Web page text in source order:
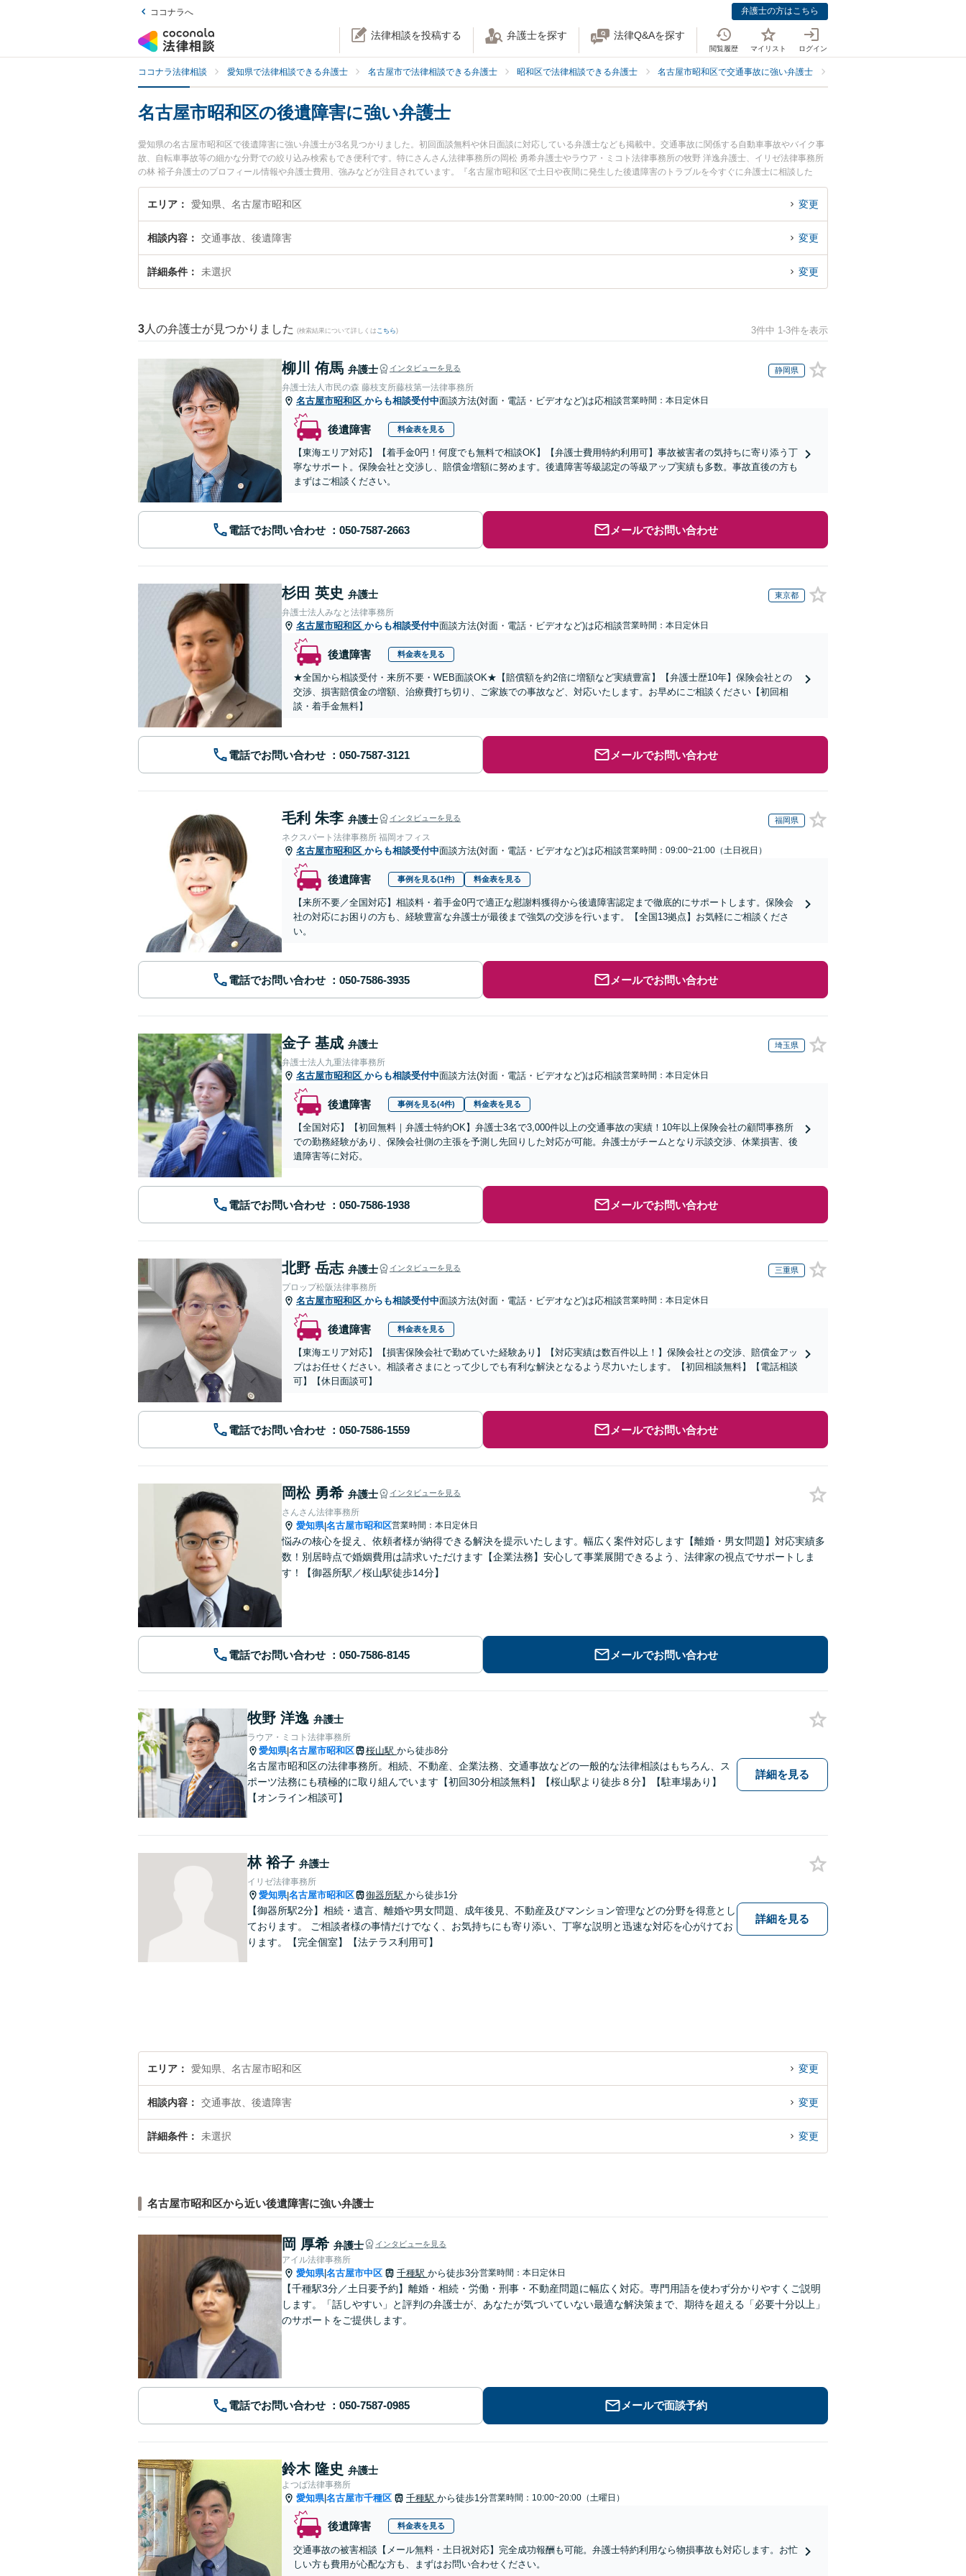
ココナラへ 弁護士の方はこちら
法律相談を投稿する 弁護士を探す 法律Q&Aを探す
閲覧履歴 マイリスト ログイン
ココナラ法律相談 愛知県で法律相談できる弁護士 名古屋市で法律相談できる弁護士 昭和区で法律相談できる弁護士 名古屋市昭和区で交通事故に強い弁護士
名古屋市昭和区の後遺障害に強い弁護士
愛知県の名古屋市昭和区で後遺障害に強い弁護士が3名見つかりました。初回面談無料や休日面談に対応している弁護士なども掲載中。交通事故に関係する自動車事故やバイク事
故、自転車事故等の細かな分野での絞り込み検索もでき便利です。特にさんさん法律事務所の岡松 勇希弁護士やラウア・ミコト法律事務所の牧野 洋逸弁護士、イリゼ法律事務所
の林 裕子弁護士のプロフィール情報や弁護士費用、強みなどが注目されています。『名古屋市昭和区で土日や夜間に発生した後遺障害のトラブルを今すぐに弁護士に相談した
い』『後遺障害のトラブル解決の実績豊富な近くの弁護士を検索したい』『初回相談無料で後遺障害を法律相談できる名古屋市昭和区内の弁護士に相談予約したい』などでお困り
の相談者さんにおすすめです。
エリア 愛知県、名古屋市昭和区 変更
相談内容 交通事故、後遺障害 変更
詳細条件 未選択 変更
3 人の弁護士が見つかりました (検索結果について詳しくは こちら) 3件中 1-3件を表示
柳川 侑馬 弁護士 インタビューを見る 静岡県
弁護士法人市民の森 藤枝支所藤枝第一法律事務所
名古屋市昭和区 からも相談受付中面談方法(対面・電話・ビデオなど)は応相談営業時間：本日定休日
後遺障害 料金表を見る
【東海エリア対応】【着手金0円！何度でも無料で相談OK】【弁護士費用特約利用可】事故被害者の気持ちに寄り添う丁
寧なサポート。保険会社と交渉し、賠償金増額に努めます。後遺障害等級認定の等級アップ実績も多数。事故直後の方も
まずはご相談ください。
電話でお問い合わせ メールでお問い合わせ
杉田 英史 弁護士 東京都
弁護士法人みなと法律事務所
名古屋市昭和区 からも相談受付中面談方法(対面・電話・ビデオなど)は応相談営業時間：本日定休日
後遺障害 料金表を見る
★全国から相談受付・来所不要・WEB面談OK★【賠償額を約2倍に増額など実績豊富】【弁護士歴10年】保険会社との
交渉、損害賠償金の増額、治療費打ち切り、ご家族での事故など、対応いたします。お早めにご相談ください【初回相
談・着手金無料】
電話でお問い合わせ メールでお問い合わせ
毛利 朱李 弁護士 インタビューを見る 福岡県
ネクスパート法律事務所 福岡オフィス
名古屋市昭和区 からも相談受付中面談方法(対面・電話・ビデオなど)は応相談営業時間：09:00~21:00（土日祝日）
後遺障害 事例を見る(1件) 料金表を見る
【来所不要／全国対応】相談料・着手金0円で適正な慰謝料獲得から後遺障害認定まで徹底的にサポートします。保険会
社の対応にお困りの方も、経験豊富な弁護士が最後まで強気の交渉を行います。【全国13拠点】お気軽にご相談くださ
い。
電話でお問い合わせ メールでお問い合わせ
金子 基成 弁護士 埼玉県
弁護士法人九重法律事務所
名古屋市昭和区 からも相談受付中面談方法(対面・電話・ビデオなど)は応相談営業時間：本日定休日
後遺障害 事例を見る(4件) 料金表を見る
【全国対応】【初回無料｜弁護士特約OK】弁護士3名で3,000件以上の交通事故の実績！10年以上保険会社の顧問事務所
での勤務経験があり、保険会社側の主張を予測し先回りした対応が可能。弁護士がチームとなり示談交渉、休業損害、後
遺障害等に対応。
電話でお問い合わせ メールでお問い合わせ
北野 岳志 弁護士 インタビューを見る 三重県
プロップ松阪法律事務所
名古屋市昭和区 からも相談受付中面談方法(対面・電話・ビデオなど)は応相談営業時間：本日定休日
後遺障害 料金表を見る
【東海エリア対応】【損害保険会社で勤めていた経験あり】【対応実績は数百件以上！】保険会社との交渉、賠償金アッ
プはお任せください。相談者さまにとって少しでも有利な解決となるよう尽力いたします。【初回相談無料】【電話相談
可】【休日面談可】
電話でお問い合わせ メールでお問い合わせ
岡松 勇希 弁護士 インタビューを見る
さんさん法律事務所
愛知県|名古屋市昭和区営業時間：本日定休日
悩みの核心を捉え、依頼者様が納得できる解決を提示いたします。幅広く案件対応します【離婚・男女問題】対応実績多
数！別居時点で婚姻費用は請求いただけます【企業法務】安心して事業展開できるよう、法律家の視点でサポートしま
す！【御器所駅／桜山駅徒歩14分】
電話でお問い合わせ メールでお問い合わせ
牧野 洋逸 弁護士
ラウア・ミコト法律事務所
愛知県|名古屋市昭和区 桜山駅 から徒歩8分
名古屋市昭和区の法律事務所。相続、不動産、企業法務、交通事故などの一般的な法律相談はもちろん、ス
ポーツ法務にも積極的に取り組んでいます【初回30分相談無料】【桜山駅より徒歩８分】【駐車場あり】
【オンライン相談可】
詳細を見る
林 裕子 弁護士
イリゼ法律事務所
愛知県|名古屋市昭和区 御器所駅 から徒歩1分
【御器所駅2分】相続・遺言、離婚や男女問題、成年後見、不動産及びマンション管理などの分野を得意とし
ております。 ご相談者様の事情だけでなく、お気持ちにも寄り添い、丁寧な説明と迅速な対応を心がけてお
ります。【完全個室】【法テラス利用可】
詳細を見る
エリア 愛知県、名古屋市昭和区 変更
相談内容 交通事故、後遺障害 変更
詳細条件 未選択 変更
名古屋市昭和区から近い後遺障害に強い弁護士
岡 厚希 弁護士 インタビューを見る
アイル法律事務所
愛知県|名古屋市中区 千種駅 から徒歩3分営業時間：本日定休日
【千種駅3分／土日要予約】離婚・相続・労働・刑事・不動産問題に幅広く対応。専門用語を使わず分かりやすくご説明
します。「話しやすい」と評判の弁護士が、あなたが気づいていない最適な解決策まで、期待を超える「必要十分以上」
のサポートをご提供します。
電話でお問い合わせ メールで面談予約
鈴木 隆史 弁護士
よつば法律事務所
愛知県|名古屋市千種区 千種駅 から徒歩1分営業時間：10:00~20:00（土曜日）
後遺障害 料金表を見る
交通事故の被害相談【メール無料・土日祝対応】完全成功報酬も可能。弁護士特約利用なら物損事故も対応します。お忙
しい方も費用が心配な方も、まずはお問い合わせください。